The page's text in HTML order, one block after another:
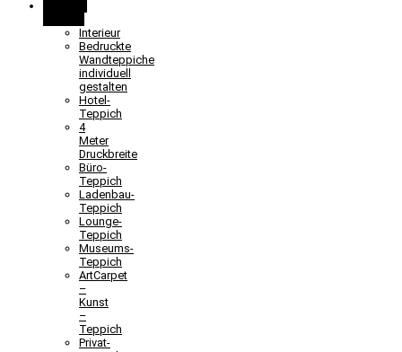
Interieur
Bedruckte
Wandteppiche
individuell
gestalten
Hotel-
Teppich
4
Meter
Druckbreite
Büro-
Teppich
Ladenbau-
Teppich
Lounge-
Teppich
Museums-
Teppich
ArtCarpet
–
Kunst
–
Teppich
Privat-